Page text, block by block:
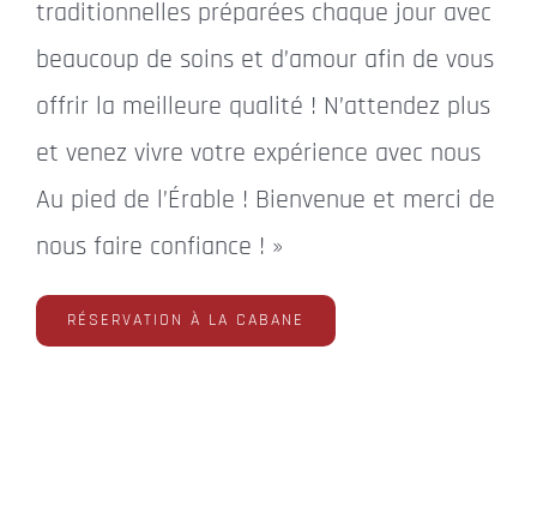
traditionnelles préparées chaque jour avec
beaucoup de soins et d’amour afin de vous
offrir la meilleure qualité ! N’attendez plus
et venez vivre votre expérience avec nous
Au pied de l’Érable ! Bienvenue et merci de
nous faire confiance ! »
RÉSERVATION À LA CABANE